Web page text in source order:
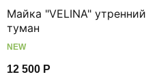
Майка "VELINA" утренний
туман
NEW
12 500 Р